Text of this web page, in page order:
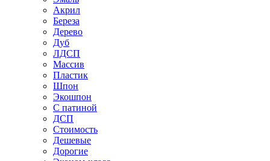
Акрил
Береза
Дерево
Дуб
ЛДСП
Массив
Пластик
Шпон
Экошпон
С патиной
ДСП
Стоимость
Дешевые
Дорогие